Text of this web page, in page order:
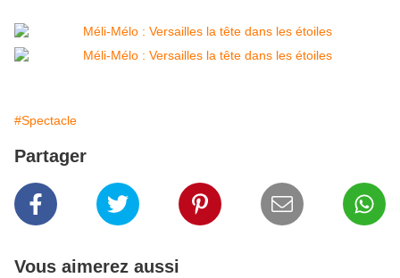
#Spectacle
Partager
Vous aimerez aussi